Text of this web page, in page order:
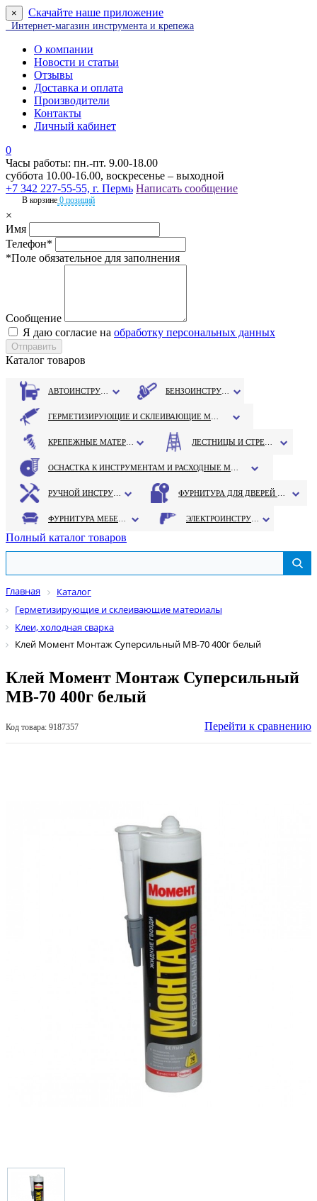
× Скачайте наше приложение
Интернет-магазин инструмента и крепежа
О компании
Новости и статьи
Отзывы
Доставка и оплата
Производители
Контакты
Личный кабинет
0
Часы работы: пн.-пт. 9.00-18.00
суббота 10.00-16.00, воскресенье – выходной
+7 342 227-55-55, г. Пермь Написать сообщение
В корзине 0 позиций
×
Имя
Телефон*
*Поле обязательное для заполнения
Сообщение
Я даю согласие на обработку персональных данных
Каталог товаров
Полный каталог товаров
Главная
Каталог
Герметизирующие и склеивающие материалы
Клеи, холодная сварка
Клей Момент Монтаж Суперсильный МВ-70 400г белый
Клей Момент Монтаж Суперсильный
МВ-70 400г белый
Код товара: 9187357 Перейти к сравнению